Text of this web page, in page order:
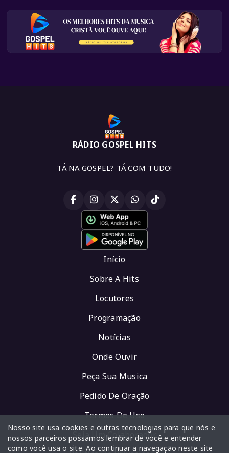
RÁDIO GOSPEL HITS
TÁ NA GOSPEL? TÁ COM TUDO!
Início
Sobre A Hits
Locutores
Programação
Notícias
Onde Ouvir
Peça Sua Musica
Pedido De Oração
Termos De Uso
Seja Um Colaborador
Nosso site usa cookies e outras tecnologias para que nós e
nossos parceiros possamos lembrar de você e entender
como você usa o site. Ao continuar a navegação neste site